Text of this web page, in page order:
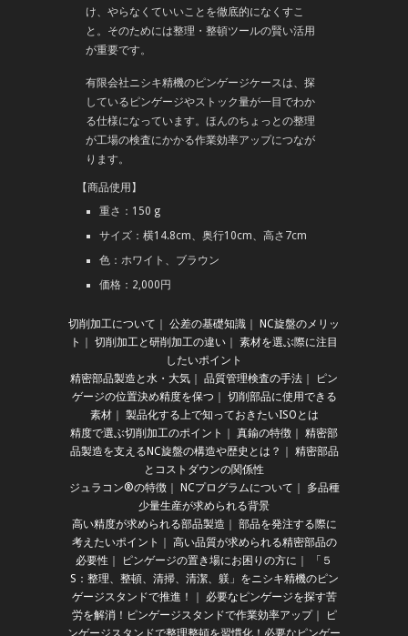
け、やらなくていいことを徹底的になくすこ
と。そのためには整理・整頓ツールの賢い活用
が重要です。
有限会社ニシキ精機のピンゲージケースは、探
しているピンゲージやストック量が一目でわか
る仕様になっています。ほんのちょっとの整理
が工場の検査にかかる作業効率アップにつなが
ります。
【商品使用】
重さ：150 g
サイズ：横14.8cm、奥行10cm、高さ7cm
色：ホワイト、ブラウン
価格：2,000円
切削加工について 公差の基礎知識
NC旋盤のメリッ
ト
切削加工と研削加工の違い
素材を選ぶ際に注目
したいポイント
精密部品製造と水・大気
品質管理検査の手法
ピン
ゲージの位置決め精度を保つ
切削部品に使用できる
素材｜ 製品化する上で知っておきたいISOとは
精度で選ぶ切削加工のポイント
真鍮の特徴
精密部
品製造を支えるNC旋盤の構造や歴史とは？
精密部品
とコストダウンの関係性
ジュラコン®の特徴｜ NCプログラムについて
多品種
少量生産が求められる背景
高い精度が求められる部品製造
部品を発注する際に
考えたいポイント
高い品質が求められる精密部品の
必要性
ピンゲージの置き場にお困りの方に
「５
S：整理、整頓、清掃、清潔、躾」をニシキ精機のピン
ゲージスタンドで推進！
必要なピンゲージを探す苦
労を解消！ピンゲージスタンドで作業効率アップ｜
ピ
ンゲージスタンドで整理整頓を習慣化！必要なピンゲー